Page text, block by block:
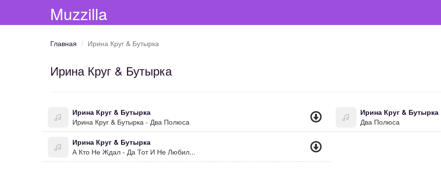
Muzzilla
Главная Ирина Круг & Бутырка
Ирина Круг & Бутырка
Ирина Круг & Бутырка
Ирина Круг & Бутырка - Два Полюса
Ирина Круг & Бутырка
Два Полюса
Ирина Круг & Бутырка
А Кто Не Ждал - Да Тот И Не Любил...